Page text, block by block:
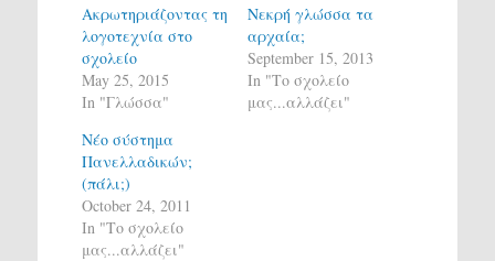
Ακρωτηριάζοντας τη
λογοτεχνία στο
σχολείο
May 25, 2015
In "Γλώσσα"
Νεκρή γλώσσα τα
αρχαία;
September 15, 2013
In "Το σχολείο
μας...αλλάζει"
Νέο σύστημα
Πανελλαδικών;
(πάλι;)
October 24, 2011
In "Το σχολείο
μας...αλλάζει"